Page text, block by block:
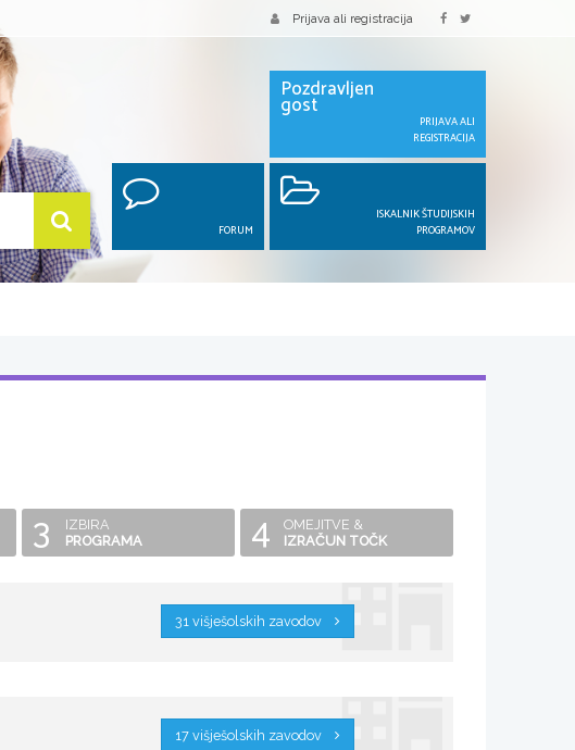
Prijava ali registracija
Pozdravljen
gost
PRIJAVA ALI
REGISTRACIJA
FORUM
ISKALNIK ŠTUDIJSKIH
PROGRAMOV
3
IZBIRA
PROGRAMA
4
OMEJITVE &
IZRAČUN TOČK
31 višješolskih zavodov
17 višješolskih zavodov